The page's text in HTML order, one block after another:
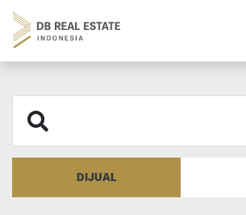
DIJUAL